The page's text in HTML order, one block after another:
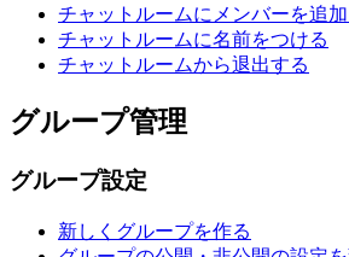
チャットルームにメンバーを追
チャットルームに名前をつける
チャットルームから退出する
グループ管理
グループ設定
新しくグループを作る